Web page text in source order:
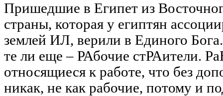
Пришедшие в Египет из
страны, которая у египтян
землей ИЛ, верили в Единого
те ли еще – РАбочие стРАители.
относящиеся к работе, что без
никак, не как рабочие, потому и